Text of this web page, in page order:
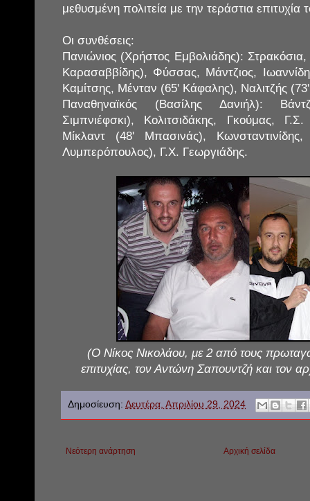
μεθυσμένη πολιτεία με την τεράστια επιτυχία
Οι συνθέσεις:
Πανιώνιος (Χρήστος Εμβολιάδης):
Καρασαββίδης), Φύσσας, Μάντζιος,
Καμίτσης, Μένταν (65' Κάφαλης), Ναλιτζής
Παναθηναϊκός (Βασίλης Δανιήλ):
Σιμπνιέφσκι), Κολιτσιδάκης, Γκούμας, Γ.Σ.
Μίκλαντ (48' Μπασινάς),
Λυμπερόπουλος), Γ.Χ. Γεωργιάδης.
(Ο Νίκος Νικολάου, με 2 από τους
επιτυχίας, τον Αντώνη Σαπουντζή και τον
Δημοσίευση: Δευτέρα, Απριλίου 29, 2024
Νεότερη ανάρτηση Αρχική σελίδα